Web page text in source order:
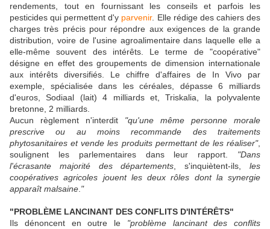
rendements, tout en fournissant les conseils et parfois les
pesticides qui permettent d'y parvenir. Elle rédige des cahiers des
charges très précis pour répondre aux exigences de la grande
distribution, voire de l'usine agroalimentaire dans laquelle elle a
elle-même souvent des intérêts. Le terme de "coopérative"
désigne en effet des groupements de dimension internationale
aux intérêts diversifiés. Le chiffre d'affaires de In Vivo par
exemple, spécialisée dans les céréales, dépasse 6 milliards
d'euros, Sodiaal (lait) 4 milliards et, Triskalia, la polyvalente
bretonne, 2 milliards.
Aucun règlement n'interdit "qu'une même personne morale
prescrive ou au moins recommande des traitements
phytosanitaires et vende les produits permettant de les réaliser",
soulignent les parlementaires dans leur rapport. "Dans
l'écrasante majorité des départements , s'inquiètent-ils,les
coopératives agricoles jouent les deux rôles dont la synergie
apparaît malsaine "
"PROBLÈME LANCINANT DES CONFLITS D'INTÉRÊTS"
Ils dénoncent en outre le "problème lancinant des conflits